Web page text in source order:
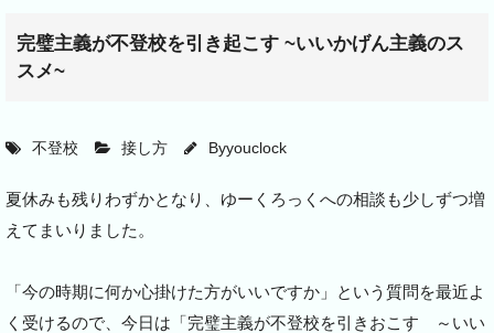
完璧主義が不登校を引き起こす ~いいかげん主義のス
スメ~
Byyouclock
接し方
不登校
夏休みも残りわずかとなり、ゆーくろっくへの相談も少しずつ増
えてまいりました。
「今の時期に何か心掛けた方がいいですか」という質問を最近よ
く受けるので、今日は「完璧主義が不登校を引きおこす ～いい